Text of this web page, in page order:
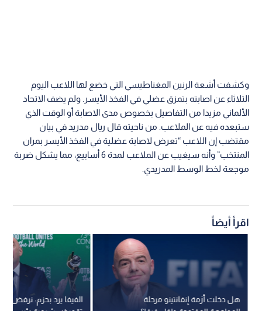
وكشفت أشعة الرنين المغناطيسي التي خضع لها اللاعب اليوم
الثلاثاء عن اصابته بتمزق عضلي في الفخذ الأيسر. ولم يضف الاتحاد
الألماني مزيدا من التفاصيل بخصوص مدى الاصابة أو الوقت الذي
ستبعده فيه عن الملاعب. من ناحيته قال ريال مدريد في بيان
مقتضب إن اللاعب “تعرض لاصابة عضلية في الفخذ الأيسر بمران
المنتخب” وأنه سيغيب عن الملاعب لمدة 6 أسابيع، مما يشكل ضربة
موجعة لخط الوسط المدريدي.
اقرأ أيضاً
الفيفا يرد بحزم: نرفض
هل دخلت أزمة إنفانتينو مرحلة